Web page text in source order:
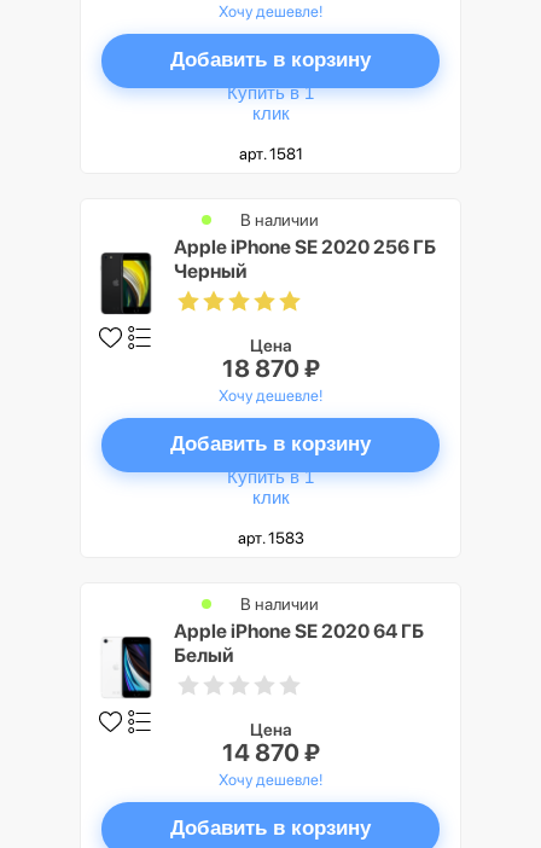
Хочу дешевле!
Добавить в корзину
Купить в 1
клик
арт. 1581
Apple iPhone SE 2020 256 ГБ
Черный
В наличии
Цена
18 870 ₽
Хочу дешевле!
Добавить в корзину
Купить в 1
клик
арт. 1583
Apple iPhone SE 2020 64 ГБ
Белый
В наличии
Цена
14 870 ₽
Хочу дешевле!
Добавить в корзину